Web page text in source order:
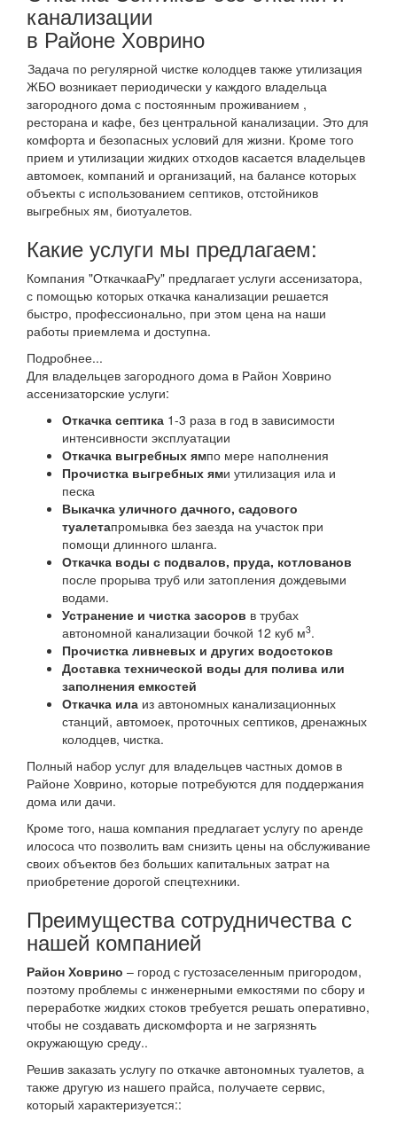
канализации
в Районе Ховрино
Задача по регулярной чистке колодцев также утилизация
ЖБО возникает периодически у каждого владельца
загородного дома с постоянным проживанием ,
ресторана и кафе, без центральной канализации. Это для
комфорта и безопасных условий для жизни. Кроме того
прием и утилизации жидких отходов касается владельцев
автомоек, компаний и организаций, на балансе которых
объекты с использованием септиков, отстойников
выгребных ям, биотуалетов.
Какие услуги мы предлагаем:
Компания "ОткачкааРу" предлагает услуги ассенизатора,
с помощью которых откачка канализации решается
быстро, профессионально, при этом цена на наши
работы приемлема и доступна.
Подробнее...
Для владельцев загородного дома в Район Ховрино
ассенизаторские услуги:
Откачка септика 1-3 раза в год в зависимости
интенсивности эксплуатации
Откачка выгребных ямпо мере наполнения
Прочистка выгребных ями утилизация ила и
песка
Выкачка уличного дачного, садового
туалетапромывка без заезда на участок при
помощи длинного шланга.
Откачка воды с подвалов, пруда, котлованов
после прорыва труб или затопления дождевыми
водами.
Устранение и чистка засоров в трубах
автономной канализации бочкой 12 куб м3.
Прочистка ливневых и других водостоков
Доставка технической воды для полива или
заполнения емкостей
Откачка ила из автономных канализационных
станций, автомоек, проточных септиков, дренажных
колодцев, чистка.
Полный набор услуг для владельцев частных домов в
Районе Ховрино, которые потребуются для поддержания
дома или дачи.
Кроме того, наша компания предлагает услугу по аренде
илососа что позволить вам снизить цены на обслуживание
своих объектов без больших капитальных затрат на
приобретение дорогой спецтехники.
Преимущества сотрудничества с
нашей компанией
Район Ховрино – город с густозаселенным пригородом,
поэтому проблемы с инженерными емкостями по сбору и
переработке жидких стоков требуется решать оперативно,
чтобы не создавать дискомфорта и не загрязнять
окружающую среду..
Решив заказать услугу по откачке автономных туалетов, а
также другую из нашего прайса, получаете сервис,
который характеризуется::